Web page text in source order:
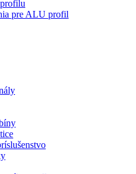
pre ALU profil